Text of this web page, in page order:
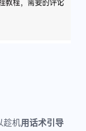
趁机用话术引导